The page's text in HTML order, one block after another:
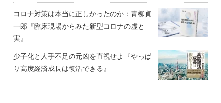
コロナ対策は本当に正しかったのか：青柳貞
一郎『臨床現場からみた新型コロナの虚と
実』
少子化と人手不足の元凶を直視せよ『やっぱ
り高度経済成長は復活できる』